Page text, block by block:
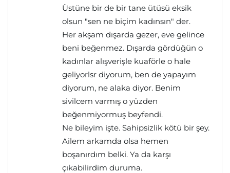
Üstüne bir de bir tane ütüsü eksik
olsun "sen ne biçim kadınsın" der.
Her akşam dışarda gezer, eve gelince
beni beğenmez. Dışarda gördüğün o
kadınlar alışverişle kuaförle o hale
geliyorlsr diyorum, ben de yapayım
diyorum, ne alaka diyor. Benim
sivilcem varmış o yüzden
beğenmiyormuş beyfendi.
Ne bileyim işte. Sahipsizlik kötü bir şey.
Ailem arkamda olsa hemen
boşanırdım belki. Ya da karşı
çıkabilirdim duruma.